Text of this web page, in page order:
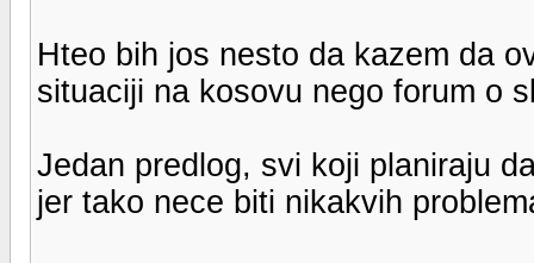
Hteo bih jos nesto da kazem da
situaciji na kosovu nego forum o
Jedan predlog, svi koji planiraju
jer tako nece biti nikakvih